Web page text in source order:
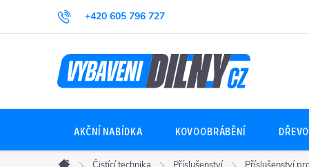
+420 605 796 727
AKČNÍ NABÍDKA KOVOOBRÁBĚNÍ